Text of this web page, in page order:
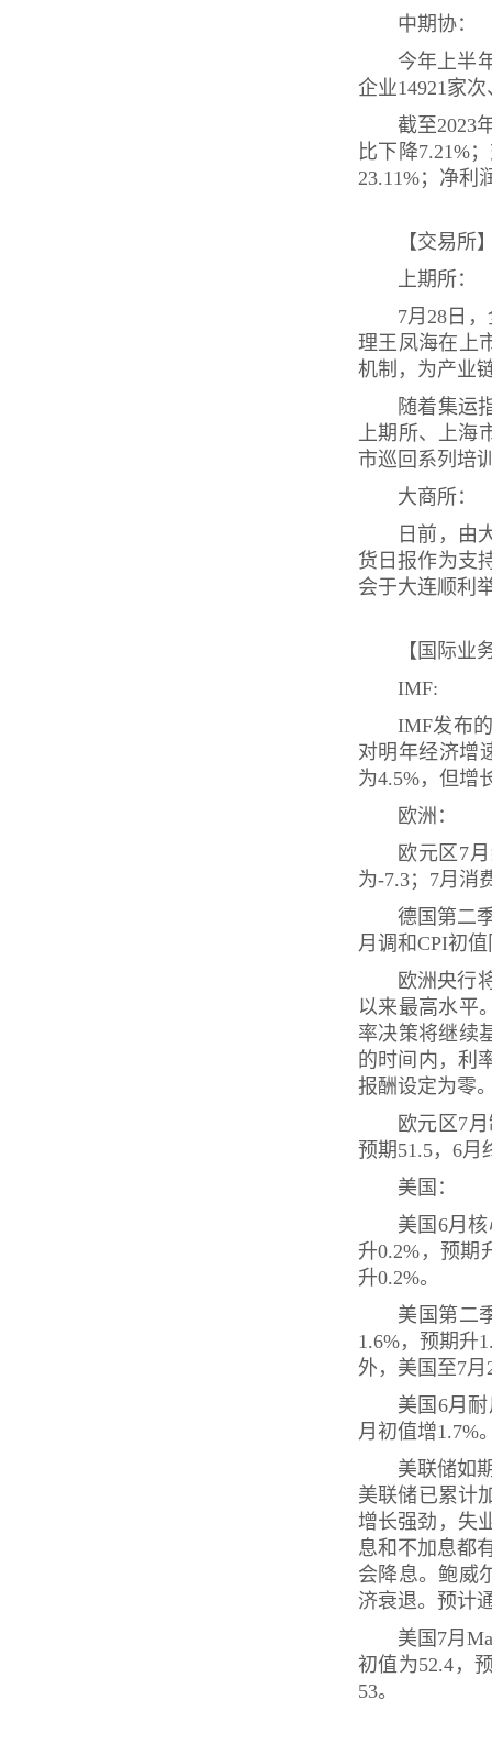
中期协：
今年上半
企业14921家
截至2023
比下降7.21%
23.11%；净利
【交易所
上期所：
7月28日
理王凤海在上
机制，为产业
随着集运
上期所、上海
市巡回系列培
大商所：
日前，由
货日报作为支
会于大连顺利
【国际业
IMF:
IMF发布
对明年经济增
为4.5%，但增
欧洲：
欧元区7
为-7.3；7月消
德国第二
月调和CPI初
欧洲央行
以来最高水平
率决策将继续
的时间内，利
报酬设定为零
欧元区7
预期51.5，6月
美国：
美国6月
升0.2%，预期
升0.2%。
美国第二
1.6%，预期升
外，美国至7
美国6月
月初值增1.7%
美联储如
美联储已累计
增长强劲，失
息和不加息都
会降息。鲍威
济衰退。预计
美国7月
初值为52.4，
53。